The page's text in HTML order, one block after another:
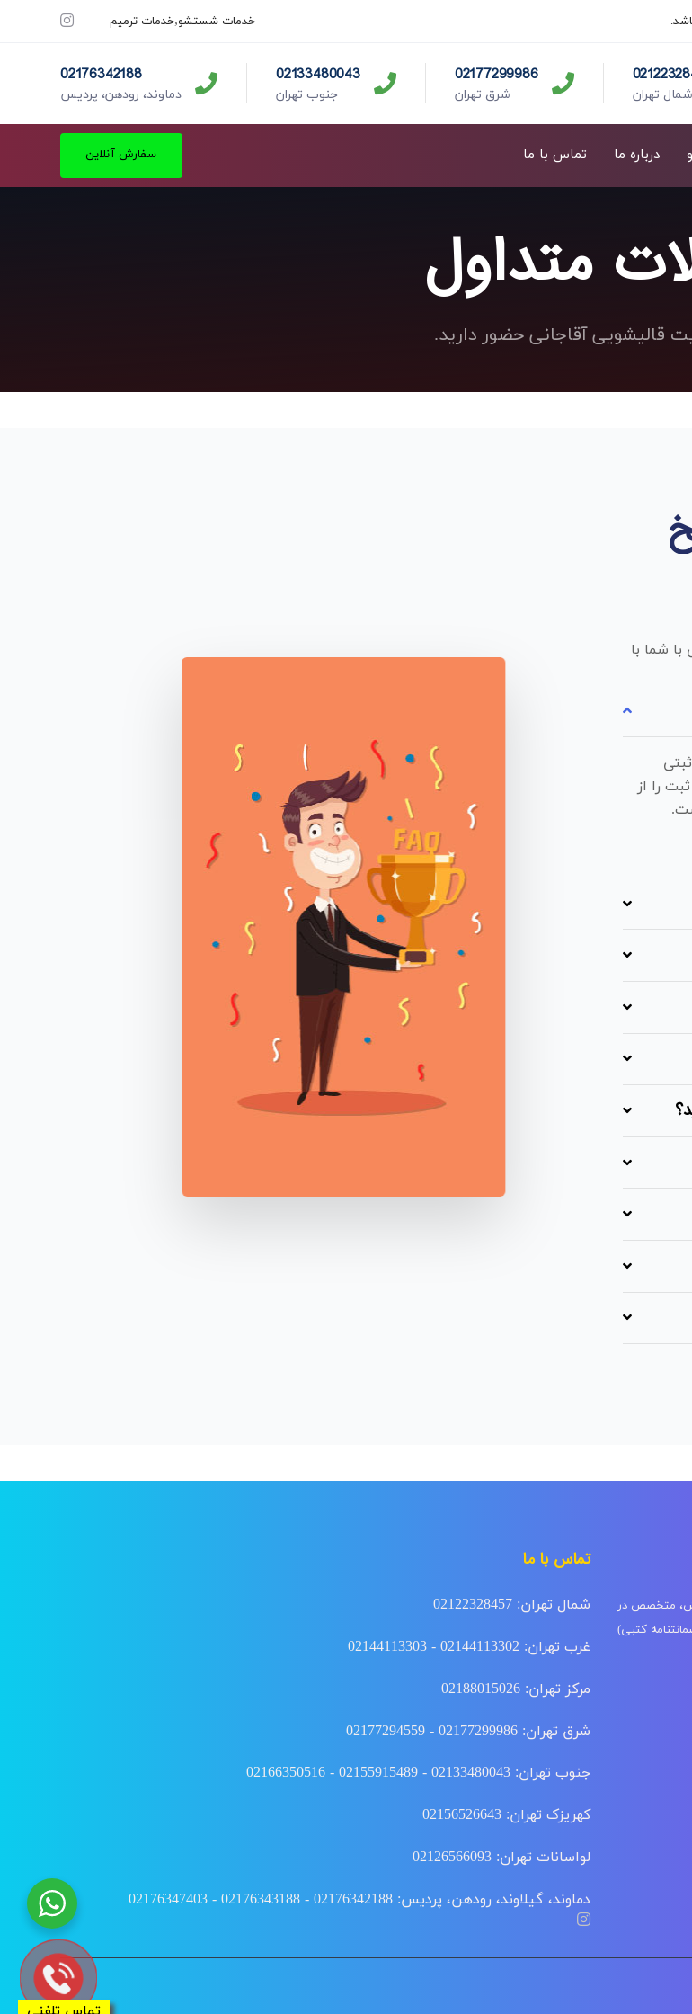
خدمات شستشو خدمات ترمیم
شمال تهران
02177299986
شرق تهران
02133480043
جنوب تهران
02176342188
دماوند، رودهن، پردیس
درباره ما تماس با ما سفارش آنلاین
متداول
قالیشویی آقاجانی حضور دارید.
شما با
ثبتی
را از
متخصص در
درصد بدون مواد (با ضمانتنامه کتبی)
تماس با ما
شمال تهران: 02122328457
غرب تهران: 02144113302 - 02144113303
مرکز تهران: 02188015026
شرق تهران: 02177299986 - 02177294559
جنوب تهران: 02133480043 - 02155915489 - 02166350516
کهریزک تهران: 02156526643
لواسانات تهران: 02126566093
دماوند، گیلاوند، رودهن، پردیس: 02176342188 - 02176343188 - 02176347403